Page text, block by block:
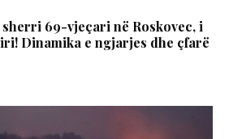
sherri 69-vjeçari në Roskovec, i
Dinamika e ngjarjes dhe çfarë